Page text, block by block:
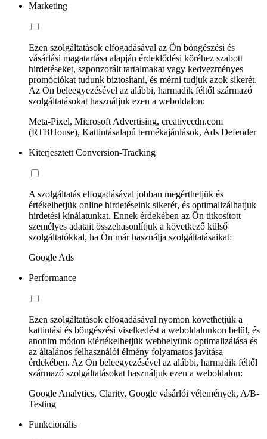
Marketing
Ezen szolgáltatások elfogadásával az Ön böngészési és
vásárlási magatartása alapján érdeklődési köréhez szabott
hirdetéseket, szponzorált tartalmakat vagy kedvezményes
promóciókat tudunk biztosítani, és mérni tudjuk azok sikerét.
Az Ön beleegyezésével az alábbi, harmadik féltől származó
szolgáltatásokat használjuk ezen a weboldalon:
Meta-Pixel, Microsoft Advertising, creativecdn.com
(RTBHouse), Kattintásalapú termékajánlások, Ads Defender
Kiterjesztett Conversion-Tracking
A szolgáltatás elfogadásával jobban megérthetjük és
értékelhetjük online hirdetéseink sikerét, és optimalizálhatjuk
hirdetési kínálatunkat. Ennek érdekében az Ön titkosított
személyes adatait összehasonlítjuk a következő külső
szolgáltatókkal, ha Ön már használja szolgáltatásaikat:
Google Ads
Performance
Ezen szolgáltatások elfogadásával nyomon követhetjük a
kattintási és böngészési viselkedést a weboldalunkon belül, és
anonim módon kiértékelhetjük webhelyünk optimalizálása és
az általános felhasználói élmény folyamatos javítása
érdekében. Az Ön beleegyezésével az alábbi, harmadik féltől
származó szolgáltatásokat használjuk ezen a weboldalon:
Google Analytics, Clarity, Google vásárlói vélemények, A/B-
Testing
Funkcionális